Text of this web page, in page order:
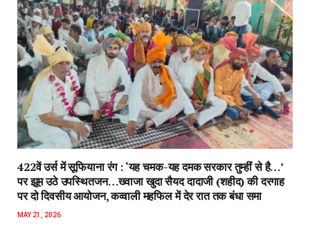
422वें उर्स में सूफियाना रंग : ‘यह चमक-यह दमक सरकार तुम्हीं से है…’
पर झूम उठे उपस्थितजन…ख्वाजा खुदा सैयद दादाजी (शहीद) की दरगाह
पर दो दिवसीय आयोजन, कव्वाली महफिल में देर रात तक बंधा समा
MAY 21, 2026